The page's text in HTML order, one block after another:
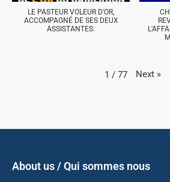
LE PASTEUR VOLEUR D'OR,
ACCOMPAGNÉ DE SES DEUX
ASSISTANTES.
1 / 77 Next »
About us / Qui sommes nous